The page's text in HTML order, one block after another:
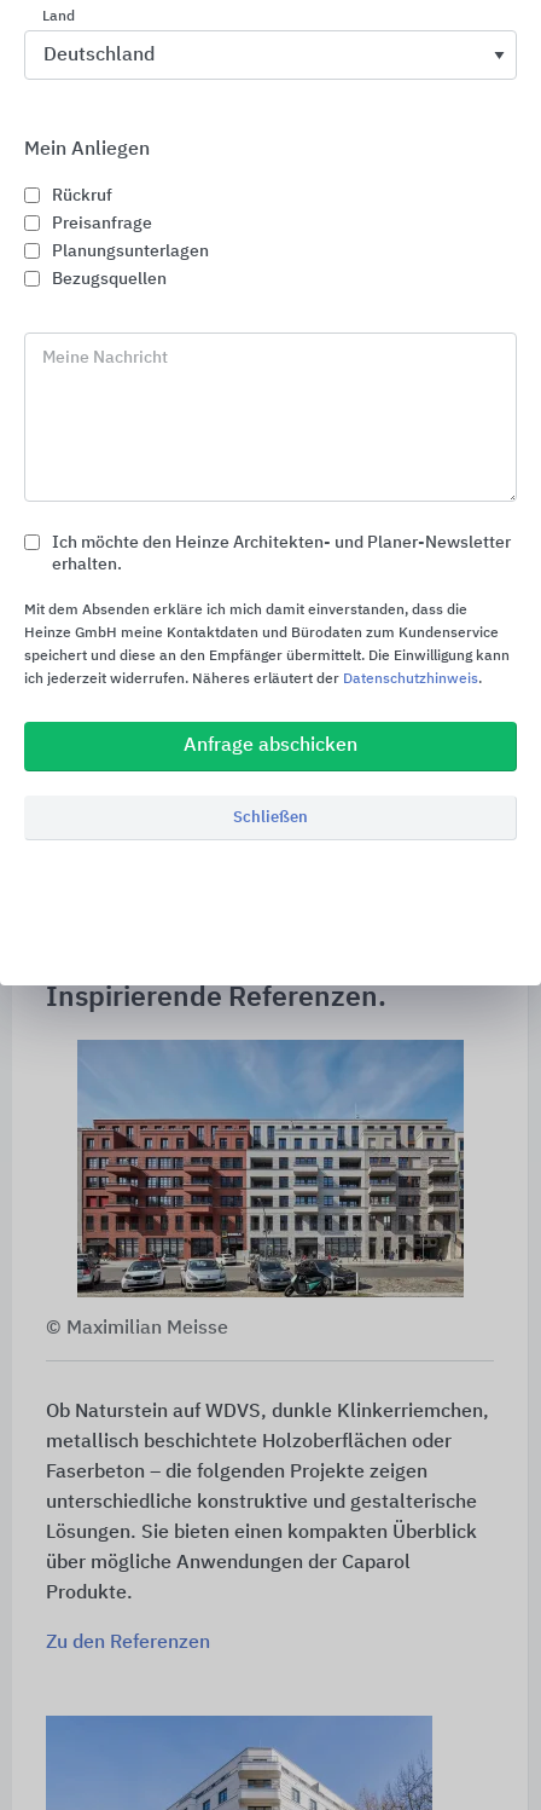
verankert. Im Mittelpunkt dabei stehen
und die Gestaltung lebenswerter Räume.
Mit den Produkten und Systemen trägt Caparol
und Bauens. Umfassende Verbandsarbeit und eine
hohen Nachhaltigkeitsanspruch.
Inspirierende Referenzen.
© Maximilian Meisse
Ob Naturstein auf WDVS, dunkle Klinkerriemchen,
metallisch beschichtete Holzoberflächen oder
Faserbeton – die folgenden Projekte zeigen
unterschiedliche konstruktive und gestalterische
Lösungen. Sie bieten einen kompakten Überblick
über mögliche Anwendungen der Caparol
Produkte.
Zu den Referenzen
Land
Mein Anliegen
Rückruf
Preisanfrage
Planungsunterlagen
Bezugsquellen
Meine Nachricht
Ich möchte den Heinze Architekten- und Planer-Newsletter
erhalten.
Mit dem Absenden erkläre ich mich damit einverstanden, dass die
Heinze GmbH meine Kontaktdaten und Bürodaten zum Kundenservice
speichert und diese an den Empfänger übermittelt. Die Einwilligung kann
ich jederzeit widerrufen. Näheres erläutert der Datenschutzhinweis.
Anfrage abschicken
Schließen